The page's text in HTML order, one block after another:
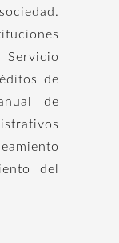
Servicio
de
de
del